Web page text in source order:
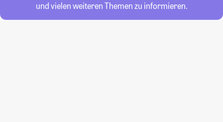
und vielen weiteren Themen zu informieren.